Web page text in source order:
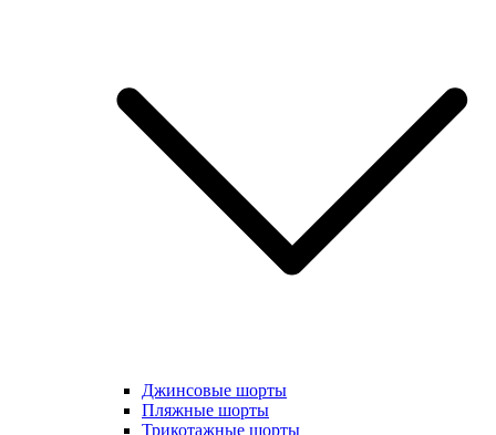
Джинсовые шорты
Пляжные шорты
Трикотажные шорты